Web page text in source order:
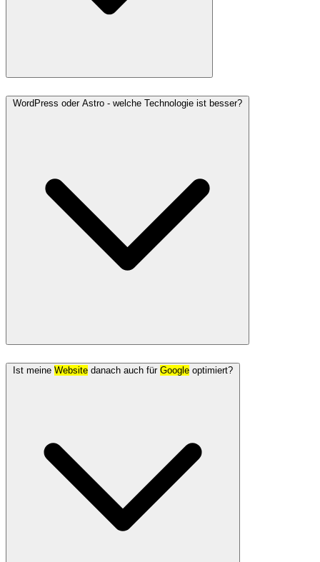
WordPress oder Astro - welche Technologie ist besser?
Ist meine Website danach auch für Google optimiert?